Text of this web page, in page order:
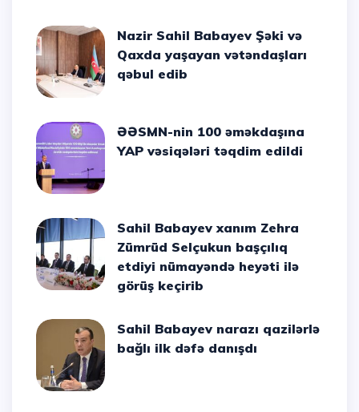
Nazir Sahil Babayev Şəki və
Qaxda yaşayan vətəndaşları
qəbul edib
ƏƏSMN-nin 100 əməkdaşına
YAP vəsiqələri təqdim edildi
Sahil Babayev xanım Zehra
Zümrüd Selçukun başçılıq
etdiyi nümayəndə heyəti ilə
görüş keçirib
Sahil Babayev narazı qazilərlə
bağlı ilk dəfə danışdı